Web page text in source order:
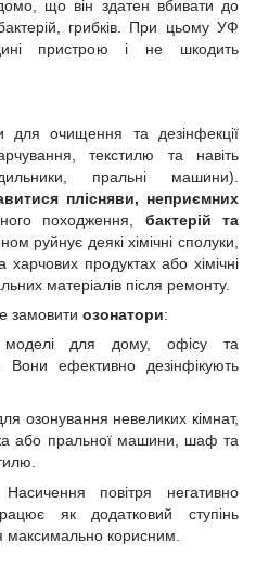
що він здатен вбивати до
грибків. При цьому УФ
пристрою і не шкодить
для очищення та дезінфекції
текстилю та навіть
пральні машини).
плісняви, неприємних
походження, бактерій та
руйнує деякі хімічні сполуки,
продуктах або хімічні
матеріалів після ремонту.
замовити озонатори:
для дому, офісу та
ефективно дезінфікують
озонування невеликих кімнат,
або пральної машини, шаф та
Насичення повітря негативно
як додатковий ступінь
максимально корисним.